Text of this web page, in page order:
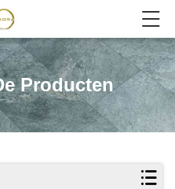
Producten